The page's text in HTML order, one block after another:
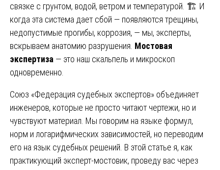
связке с грунтом, водой, ветром и температурой. 🏗️ И
когда эта система дает сбой — появляются трещины,
недопустимые прогибы, коррозия, — мы, эксперты,
вскрываем анатомию разрушения. Мостовая
экспертиза — это наш скальпель и микроскоп
одновременно.
Союз «Федерация судебных экспертов» объединяет
инженеров, которые не просто читают чертежи, но и
чувствуют материал. Мы говорим на языке формул,
норм и логарифмических зависимостей, но переводим
его на язык судебных решений. В этой статье я, как
практикующий эксперт-мостовик, проведу вас через